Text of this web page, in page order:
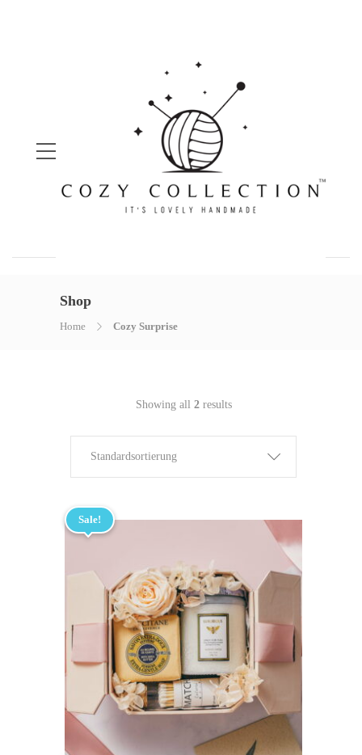
Shop
Home Cozy Surprise
Showing all 2results
Standardsortierung
Sale!